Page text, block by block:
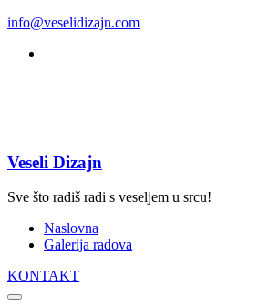
info@veselidizajn.com
Veseli Dizajn
Sve što radiš radi s veseljem u srcu!
Naslovna
Galerija radova
KONTAKT